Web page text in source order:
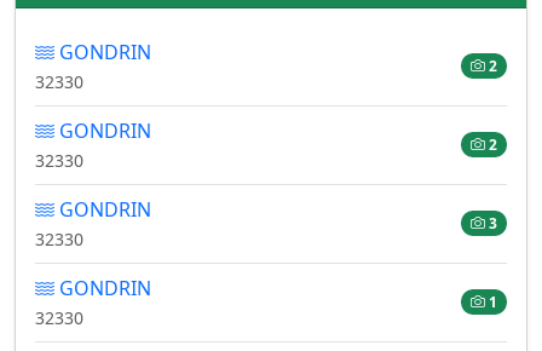
GONDRIN
32330
2
GONDRIN
32330
2
GONDRIN
32330
3
GONDRIN
32330
1